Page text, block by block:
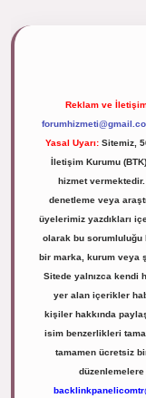
Reklam ve
Yasal Uyarı: Sitemiz,
İletişim Kurumu
hizmet
denetleme veya
üyelerimiz yazdıkları
olarak bu sorumluluğu
bir marka, kurum veya
Sitede yalnızca kendi
yer alan içerikler
kişiler hakkında
isim benzerlikleri
tamamen ücretsiz